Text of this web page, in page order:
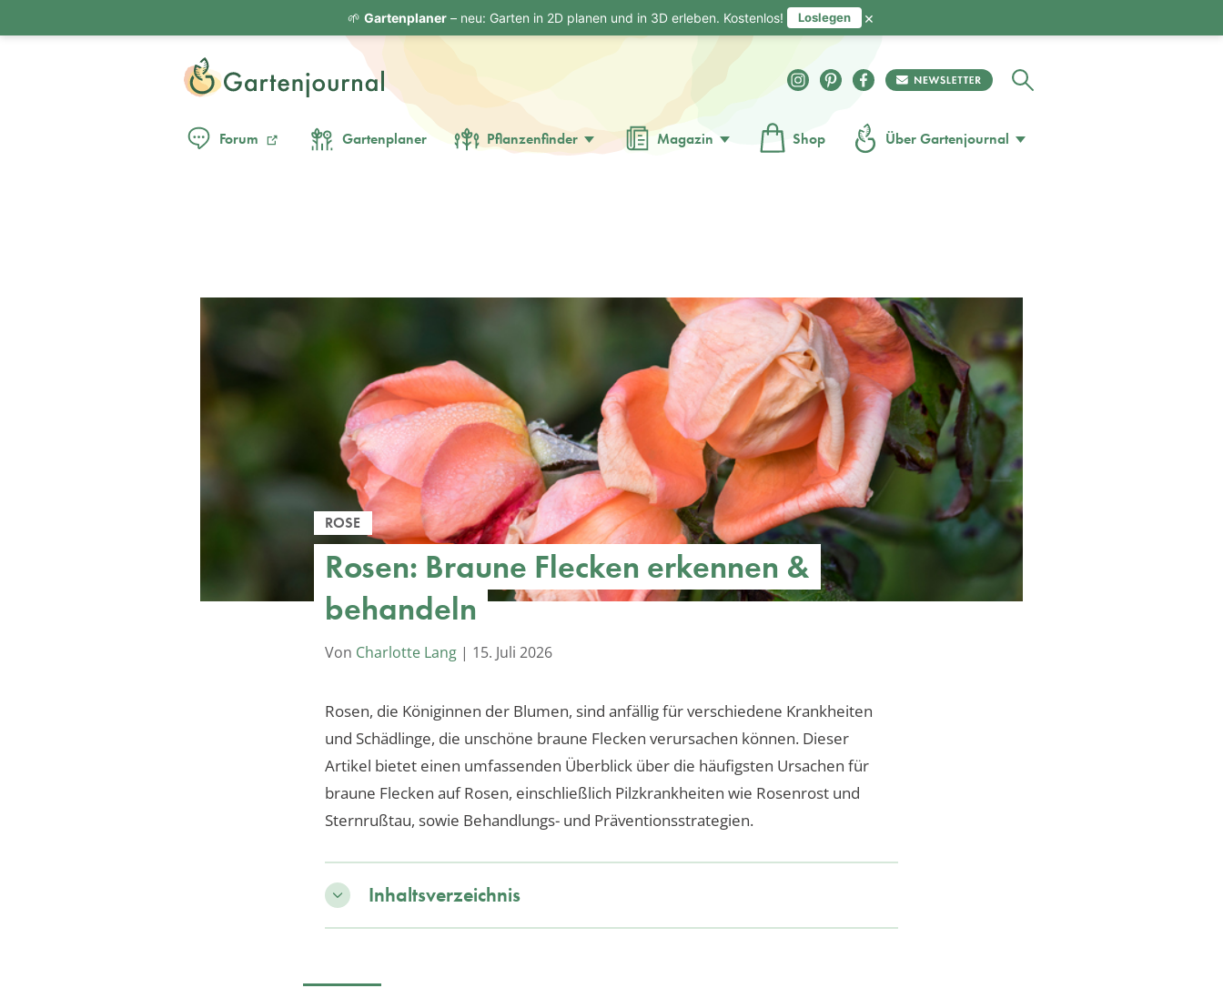
Forum Gartenplaner Pflanzenfinder Magazin Shop Über Gartenjournal
ROSE
Rosen: Braune Flecken erkennen &
behandeln
Von Charlotte Lang | 15. Juli 2026
Rosen, die Königinnen der Blumen, sind anfällig für verschiedene Krankheiten
und Schädlinge, die unschöne braune Flecken verursachen können. Dieser
Artikel bietet einen umfassenden Überblick über die häufigsten Ursachen für
braune Flecken auf Rosen, einschließlich Pilzkrankheiten wie Rosenrost und
Sternrußtau, sowie Behandlungs- und Präventionsstrategien.
Inhaltsverzeichnis
🌱 Gartenplaner– neu: Garten in 2D planen und in 3D erleben. Kostenlos! Loslegen ×